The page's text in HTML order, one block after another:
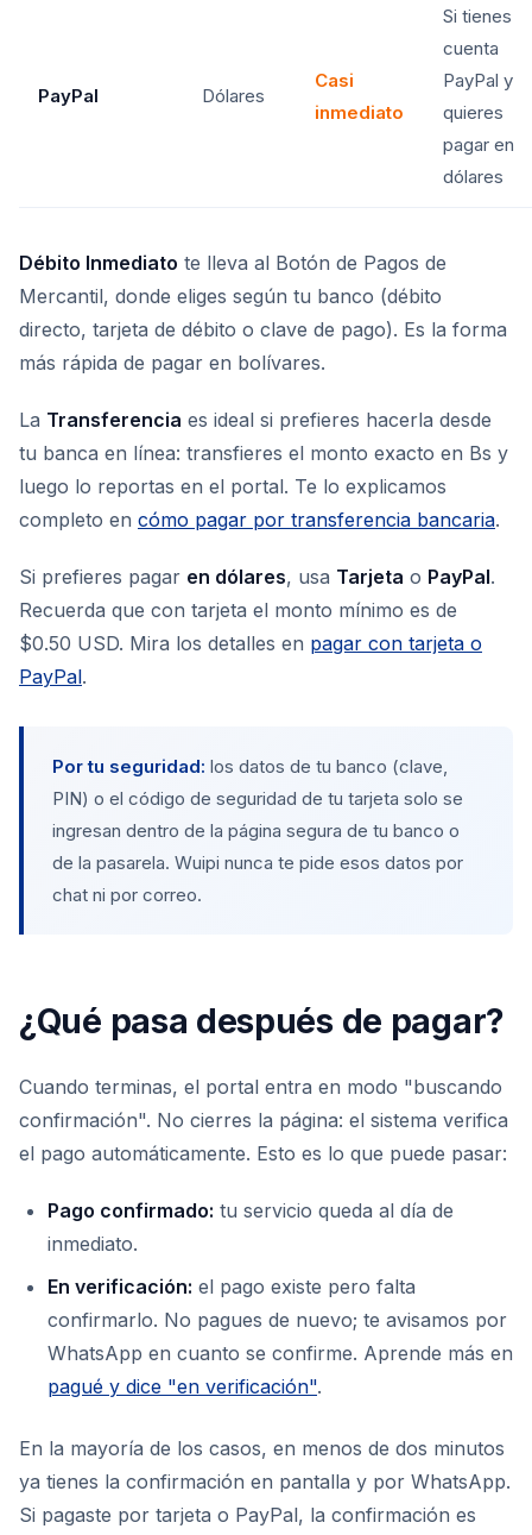
PayPal Dólares
Casi
inmediato
Si tienes
cuenta
PayPal y
quieres
pagar en
dólares
Débito Inmediato te lleva al Botón de Pagos de
Mercantil, donde eliges según tu banco (débito
directo, tarjeta de débito o clave de pago). Es la forma
más rápida de pagar en bolívares.
La Transferencia es ideal si prefieres hacerla desde
tu banca en línea: transfieres el monto exacto en Bs y
luego lo reportas en el portal. Te lo explicamos
completo en cómo pagar por transferencia bancaria.
Si prefieres pagar en dólares, usa Tarjeta o PayPal.
Recuerda que con tarjeta el monto mínimo es de
$0.50 USD. Mira los detalles en pagar con tarjeta o
PayPal.
Por tu seguridad: los datos de tu banco (clave,
PIN) o el código de seguridad de tu tarjeta solo se
ingresan dentro de la página segura de tu banco o
de la pasarela. Wuipi nunca te pide esos datos por
chat ni por correo.
¿Qué pasa después de pagar?
Cuando terminas, el portal entra en modo "buscando
confirmación". No cierres la página: el sistema verifica
el pago automáticamente. Esto es lo que puede pasar:
Pago confirmado: tu servicio queda al día de
inmediato.
En verificación: el pago existe pero falta
confirmarlo. No pagues de nuevo; te avisamos por
WhatsApp en cuanto se confirme. Aprende más en
pagué y dice "en verificación".
En la mayoría de los casos, en menos de dos minutos
ya tienes la confirmación en pantalla y por WhatsApp.
Si pagaste por tarjeta o PayPal, la confirmación es